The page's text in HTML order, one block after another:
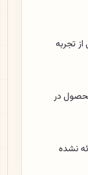
تجربه
در
نشده